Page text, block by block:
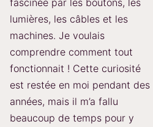
lumières, les câbles et les
machines. Je voulais
comprendre comment tout
fonctionnait ! Cette curiosité
est restée en moi pendant des
années, mais il m’a fallu
beaucoup de temps pour y